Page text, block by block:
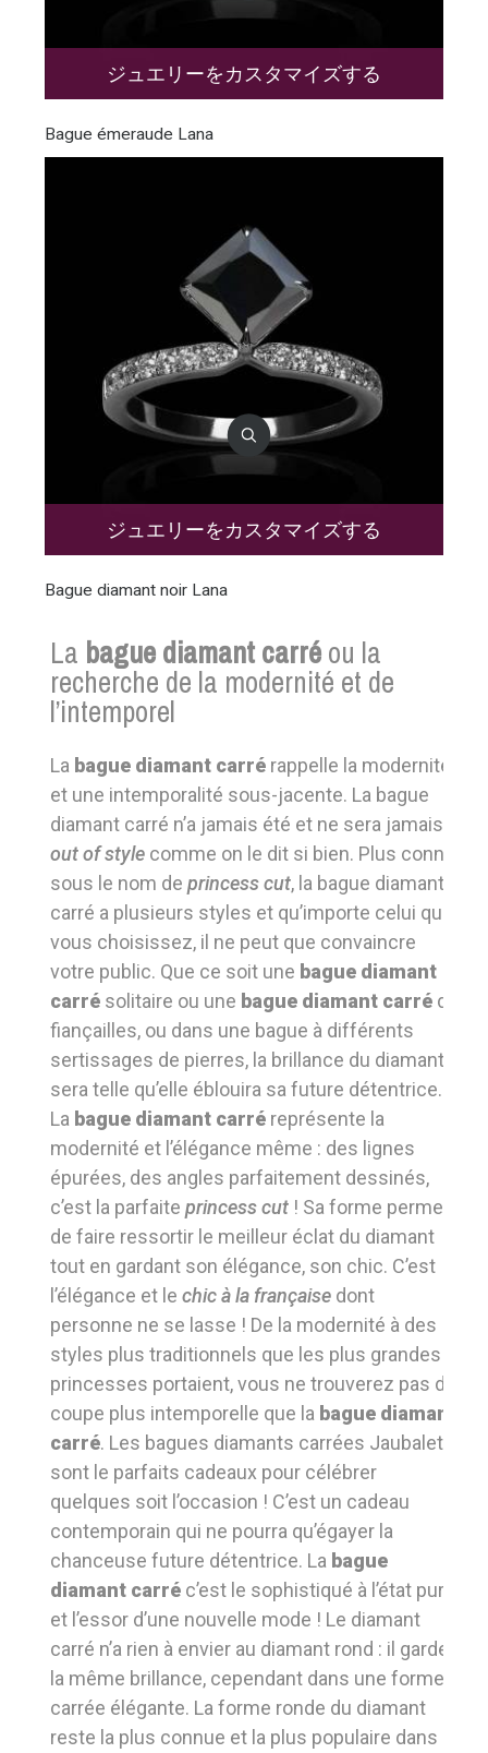
ジュエリーをカスタマイズする
Bague émeraude Lana
ジュエリーをカスタマイズする
Bague diamant noir Lana
La bague diamant carréou la
recherche de la modernité et de
l’intemporel
La bague diamant carré rappelle la modernité
et une intemporalité sous-jacente. La bague
diamant carré n’a jamais été et ne sera jamais
out of style comme on le dit si bien. Plus connu
sous le nom deprincess cut, la bague diamant
carré a plusieurs styles et qu’importe celui que
vous choisissez, il ne peut que convaincre
votre public. Que ce soit une bague diamant
carré solitaire ou une bague diamant carré de
fiançailles, ou dans une bague à différents
sertissages de pierres, la brillance du diamant
sera telle qu’elle éblouira sa future détentrice.
La bague diamant carré représente la
modernité et l’élégance même : des lignes
épurées, des angles parfaitement dessinés,
c’est la parfaiteprincess cut ! Sa forme permet
de faire ressortir le meilleur éclat du diamant
tout en gardant son élégance, son chic. C’est
l’élégance et lechic à la française dont
personne ne se lasse ! De la modernité à des
styles plus traditionnels que les plus grandes
princesses portaient, vous ne trouverez pas de
coupe plus intemporelle que la bague diamant
carré. Les bagues diamants carrées Jaubalet
sont le parfaits cadeaux pour célébrer
quelques soit l’occasion ! C’est un cadeau
contemporain qui ne pourra qu’égayer la
chanceuse future détentrice. La bague
diamant carré c’est le sophistiqué à l’état pur
et l’essor d’une nouvelle mode ! Le diamant
carré n’a rien à envier au diamant rond : il garde
la même brillance, cependant dans une forme
carrée élégante. La forme ronde du diamant
reste la plus connue et la plus populaire dans